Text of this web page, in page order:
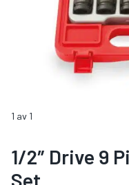
1 av 1
1/2″ Drive 9
Set